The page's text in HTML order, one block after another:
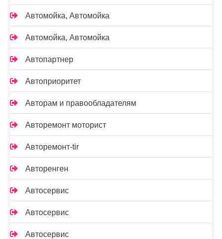
Автомойка, Автомойка
Автомойка, Автомойка
Автопартнер
Автоприоритет
Авторам и правообладателям
Авторемонт моторист
Авторемонт-tir
Авторенген
Автосервис
Автосервис
Автосервис